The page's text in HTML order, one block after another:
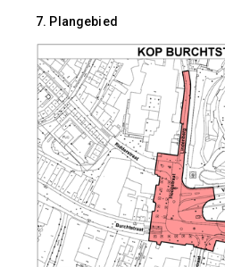
7. Plangebied